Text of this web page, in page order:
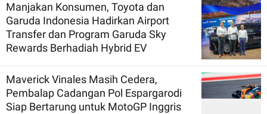
Manjakan Konsumen, Toyota dan
Garuda Indonesia Hadirkan Airport
Transfer dan Program Garuda Sky
Rewards Berhadiah Hybrid EV
Maverick Vinales Masih Cedera,
Pembalap Cadangan Pol Espargarodi
Siap Bertarung untuk MotoGP Inggris